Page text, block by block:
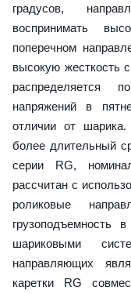
градусов,
воспринимать
поперечном
высокую жесткость
распределяется
напряжений в
отличии от
более длительный
серии RG,
рассчитан с
роликовые
грузоподъемность
шариковыми
направляющих
каретки RG